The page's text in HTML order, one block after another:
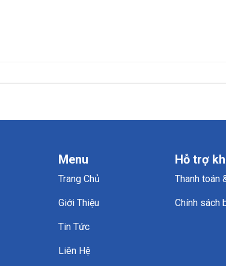
Menu
Trang Chủ
Giới Thiệu
Tin Tức
Liên Hệ
Hỗ trợ
Thanh toán
Chính sách